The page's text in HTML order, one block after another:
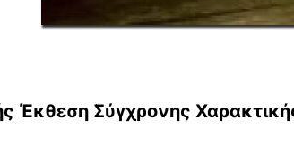
Έκθεση Σύγχρονης